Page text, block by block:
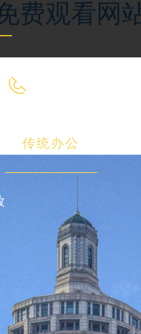
费观看网
传统办公